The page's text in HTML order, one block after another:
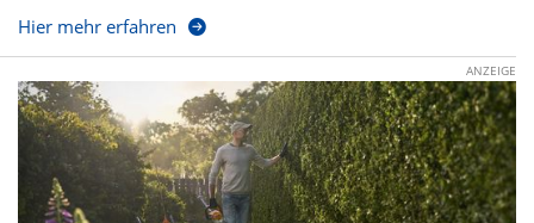
Hier mehr erfahren
ANZEIGE